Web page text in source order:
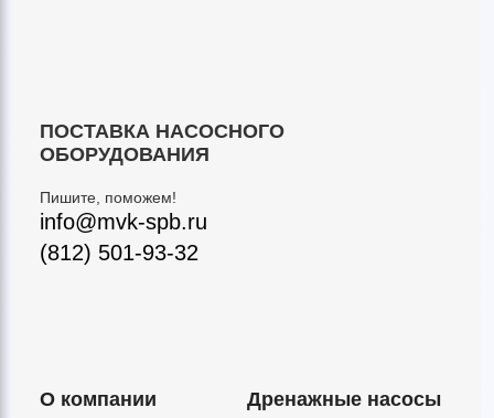
ПОСТАВКА НАСОСНОГО
ОБОРУДОВАНИЯ
Пишите, поможем!
info@mvk-spb.ru
(812) 501-93-32
О компании Дренажные насосы